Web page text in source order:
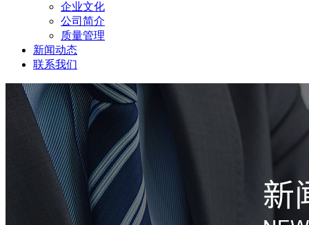
企业文化
公司简介
质量管理
新闻动态
联系我们